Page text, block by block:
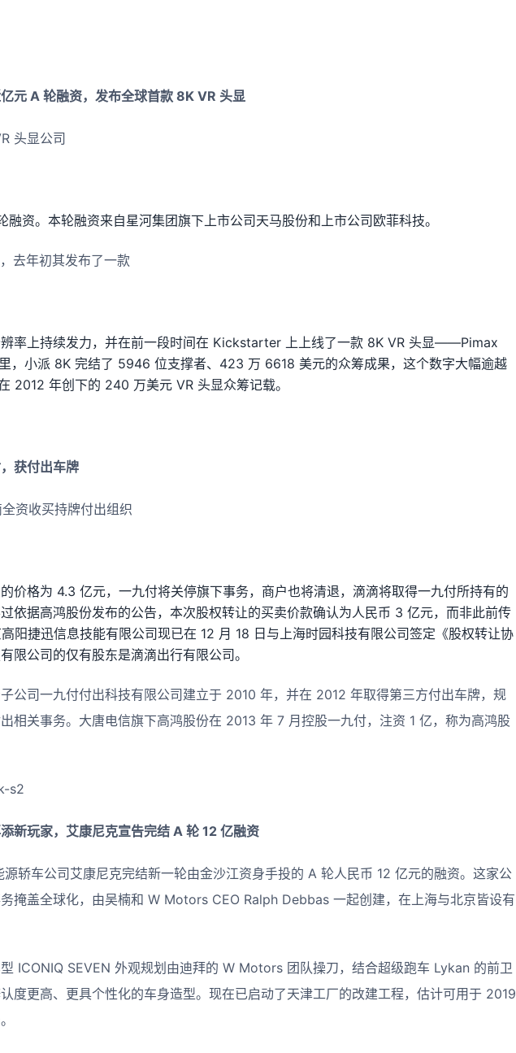
元 A 轮融资，发布全球首款 8K VR 头显
头显公司
融资。本轮融资来自星河集团旗下上市公司天马股份和上市公司欧菲科技。
去年初其发布了一款
辨率上持续发力，并在前一段时间在 Kickstarter 上上线了一款 8K VR 头显——Pimax
，小派 8K 完结了 5946 位支撑者、423 万 6618 美元的众筹成果，这个数字大幅逾越
2012 年创下的 240 万美元 VR 头显众筹记载。
获付出车牌
资收买持牌付出组织
价格为 4.3 亿元，一九付将关停旗下事务，商户也将清退，滴滴将取得一九付所持有的
依据高鸿股份发布的公告，本次股权转让的买卖价款确认为人民币 3 亿元，而非此前传
阳捷迅信息技能有限公司现已在 12 月 18 日与上海时园科技有限公司签定《股权转让协
限公司的仅有股东是滴滴出行有限公司。
公司一九付付出科技有限公司建立于 2010 年，并在 2012 年取得第三方付出车牌，规
相关事务。大唐电信旗下高鸿股份在 2013 年 7 月控股一九付，注资 1 亿，称为高鸿股
新玩家，艾康尼克宣告完结 A 轮 12 亿融资
轿车公司艾康尼克完结新一轮由金沙江资身手投的 A 轮人民币 12 亿元的融资。这家公
掩盖全球化，由吴楠和 W Motors CEO Ralph Debbas 一起创建，在上海与北京皆设有
ICONIQ SEVEN 外观规划由迪拜的 W Motors 团队操刀，结合超级跑车 Lykan 的前卫
度更高、更具个性化的车身造型。现在已启动了天津工厂的改建工程，估计可用于 2019